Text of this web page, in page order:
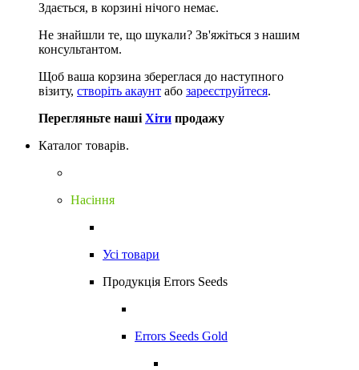
Здається, в корзині нічого немає.
Не знайшли те, що шукали? Зв'яжіться з нашим
консультантом.
Щоб ваша корзина збереглася до наступного
візиту, створіть акаунт або зареєструйтеся.
Перегляньте наші Хіти продажу
Каталог товарів.
Насіння
Усі товари
Продукція Errors Seeds
Errors Seeds Gold